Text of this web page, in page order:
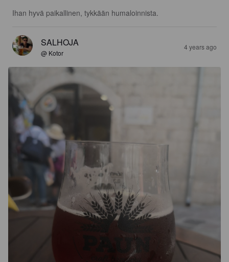
Ihan hyvä paikallinen, tykkään humaloinnista.
SALHOJA
@ Kotor
4 years ago